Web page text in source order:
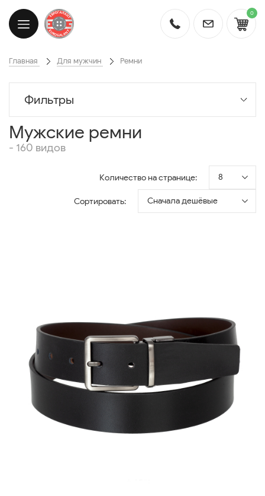
0
Главная Для мужчин Ремни
Фильтры
Мужские ремни
- 160 видов
Количество на странице: 8
Сортировать: Сначала дешёвые